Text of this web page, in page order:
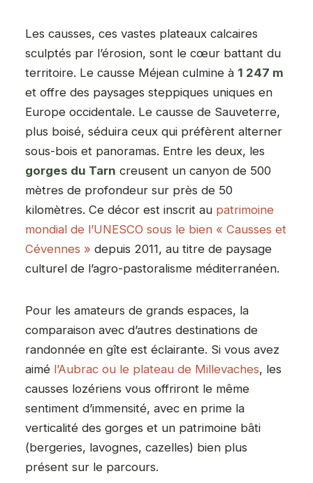
Les causses, ces vastes plateaux calcaires
sculptés par l’érosion, sont le cœur battant du
territoire. Le causse Méjean culmine à 1 247 m
et offre des paysages steppiques uniques en
Europe occidentale. Le causse de Sauveterre,
plus boisé, séduira ceux qui préfèrent alterner
sous-bois et panoramas. Entre les deux, les
gorges du Tarn creusent un canyon de 500
mètres de profondeur sur près de 50
kilomètres. Ce décor est inscrit au patrimoine
mondial de l’UNESCO sous le bien « Causses et
Cévennes » depuis 2011, au titre de paysage
culturel de l’agro-pastoralisme méditerranéen.
Pour les amateurs de grands espaces, la
comparaison avec d’autres destinations de
randonnée en gîte est éclairante. Si vous avez
aimé l’Aubrac ou le plateau de Millevaches, les
causses lozériens vous offriront le même
sentiment d’immensité, avec en prime la
verticalité des gorges et un patrimoine bâti
(bergeries, lavognes, cazelles) bien plus
présent sur le parcours.